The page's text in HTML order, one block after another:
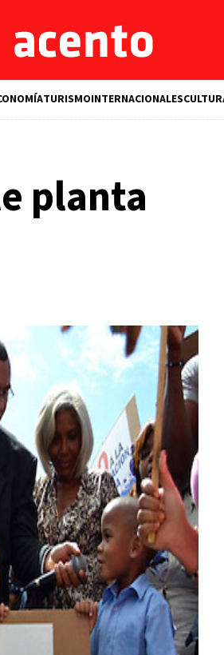
TURISMOINTERNACIONALES
planta